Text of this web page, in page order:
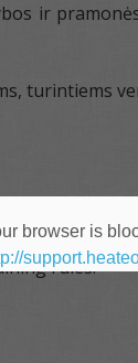
ir
turintiems
rules.
browser is